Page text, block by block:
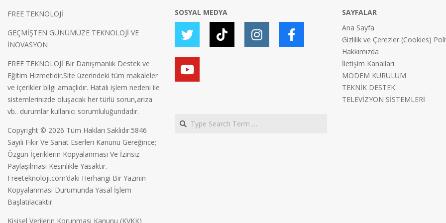
FREE TEKNOLOJİ
GEÇMİŞTEN GÜNÜMÜZE TEKNOLOJİ VE
İNOVASYON
FREE TEKNOLOJİ Bir Danışmanlık Destek ve
Eğitim Hizmetidir.Site üzerindeki tüm makaleler
ve içerikler bilgi amaçlıdır. Hatalı işlem nedeni ile
sistemlerinizde oluşacak her türlü sorun,arıza
vb.. durumlar kullanıcı sorumluluğundadır.
Copyright © 2026 Tüm Hakları Saklıdır.5846
Sayılı Fikir Ve Sanat Eserleri Kanunu Gereğince;
Özgün İçeriklerin Kopyalanması Ve İzinsiz
Paylaşılması Kesinlikle Yasaktır.
Freeteknoloji.com’daki Herhangi Bir Yazının
Kopyalanması Durumunda Yasal İşlem
Başlatılacaktır.
Kişisel Verilerin Korunması Kanunu (KVKK)
SOSYAL MEDYA
Search
SAYFALAR
Ana Sayfa
Gizlilik ve Çerezler (Cookies)
Hakkımızda
İletişim Kanalları
MODEM KURULUM
TEKNİK DESTEK
TELEVİZYON SİSTEMLERİ